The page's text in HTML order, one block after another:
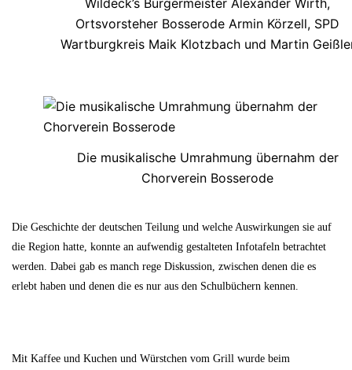
Wildeck’s Bürgermeister Alexander Wirth,
Ortsvorsteher Bosserode Armin Körzell, SPD
Wartburgkreis Maik Klotzbach und Martin
Die musikalische Umrahmung übernahm der
Chorverein Bosserode
Die Geschichte der deutschen Teilung und welche Auswirkungen sie auf
die Region hatte, konnte an aufwendig gestalteten Infotafeln betrachtet
werden. Dabei gab es manch rege Diskussion, zwischen denen die es
erlebt haben und denen die es nur aus den Schulbüchern kennen.
Mit Kaffee und Kuchen und Würstchen vom Grill wurde beim